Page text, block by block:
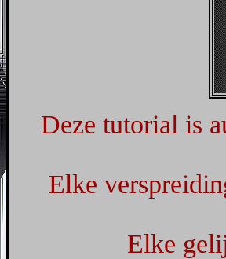
Deze tutorial is
Elke
Elke